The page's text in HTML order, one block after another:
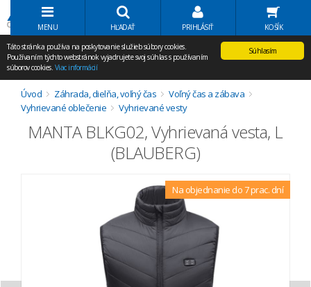
Volať Agem
MENU HĽADAŤ PRIHLÁSIŤ KOŠÍK
Súhlasím
Táto stránka používa na poskytovanie služieb súbory cookies.
Používaním týchto webstránok vyjadrujete svoj súhlas s používaním
súborov cookies. Viac informácií
Úvod Záhrada, dielňa, voľný čas
Voľný čas a zábava
Vyhrievané oblečenie
Vyhrievané vesty
MANTA BLKG02, Vyhrievaná vesta, L
(BLAUBERG)
Na objednanie do 7 prac. dní